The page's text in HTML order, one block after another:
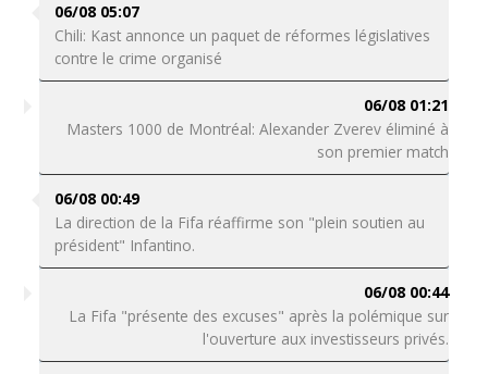
06/08 05:07
Chili: Kast annonce un paquet de réformes législatives
contre le crime organisé
06/08 01:21
Masters 1000 de Montréal: Alexander Zverev éliminé à
son premier match
06/08 00:49
La direction de la Fifa réaffirme son "plein soutien au
président" Infantino.
06/08 00:44
La Fifa "présente des excuses" après la polémique sur
l'ouverture aux investisseurs privés.